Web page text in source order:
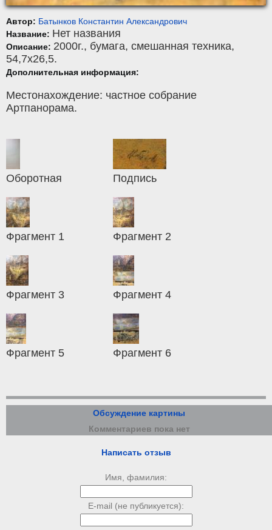
Автор: Батынков Константин Алекcандрович
Название: Нет названия
Описание: 2000г., бумага, смешанная техника,
54,7x26,5.
Дополнительная информация:
Местонахождение: частное собрание
Артпанорама.
Оборотная Подпись
Фрагмент 1 Фрагмент 2
Фрагмент 3 Фрагмент 4
Фрагмент 5 Фрагмент 6
Обсуждение картины
Комментариев пока нет
Написать отзыв
Имя, фамилия:
E-mail (не публикуется):